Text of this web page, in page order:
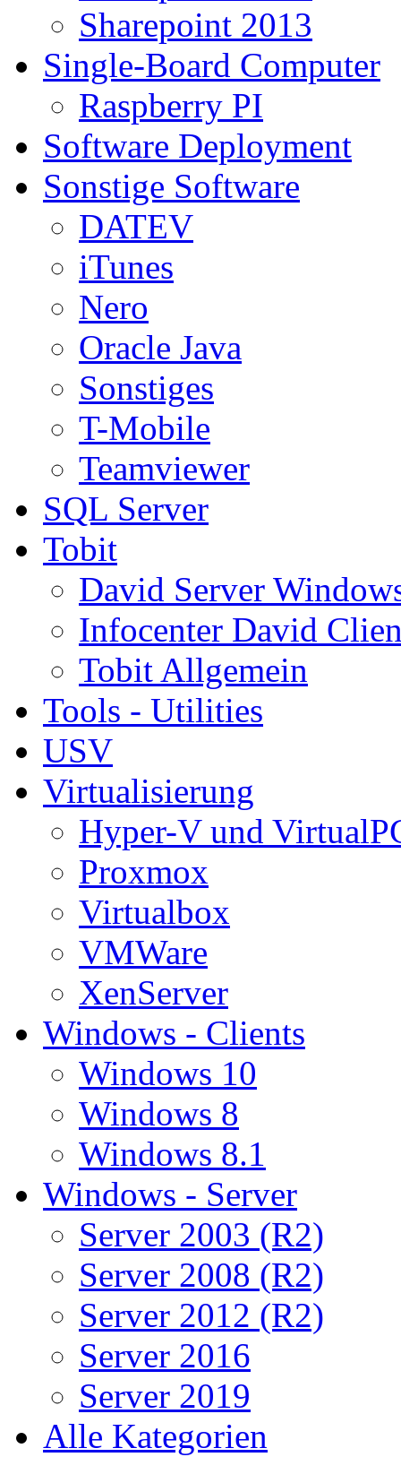
Sharepoint 2013
Single-Board Computer
Raspberry PI
Software Deployment
Sonstige Software
DATEV
iTunes
Nero
Oracle Java
Sonstiges
T-Mobile
Teamviewer
SQL Server
Tobit
David Server
Infocenter David
Tobit Allgemein
Tools - Utilities
USV
Virtualisierung
Hyper-V und
Proxmox
Virtualbox
VMWare
XenServer
Windows - Clients
Windows 10
Windows 8
Windows 8.1
Windows - Server
Server 2003 (R2)
Server 2008 (R2)
Server 2012 (R2)
Server 2016
Server 2019
Alle Kategorien